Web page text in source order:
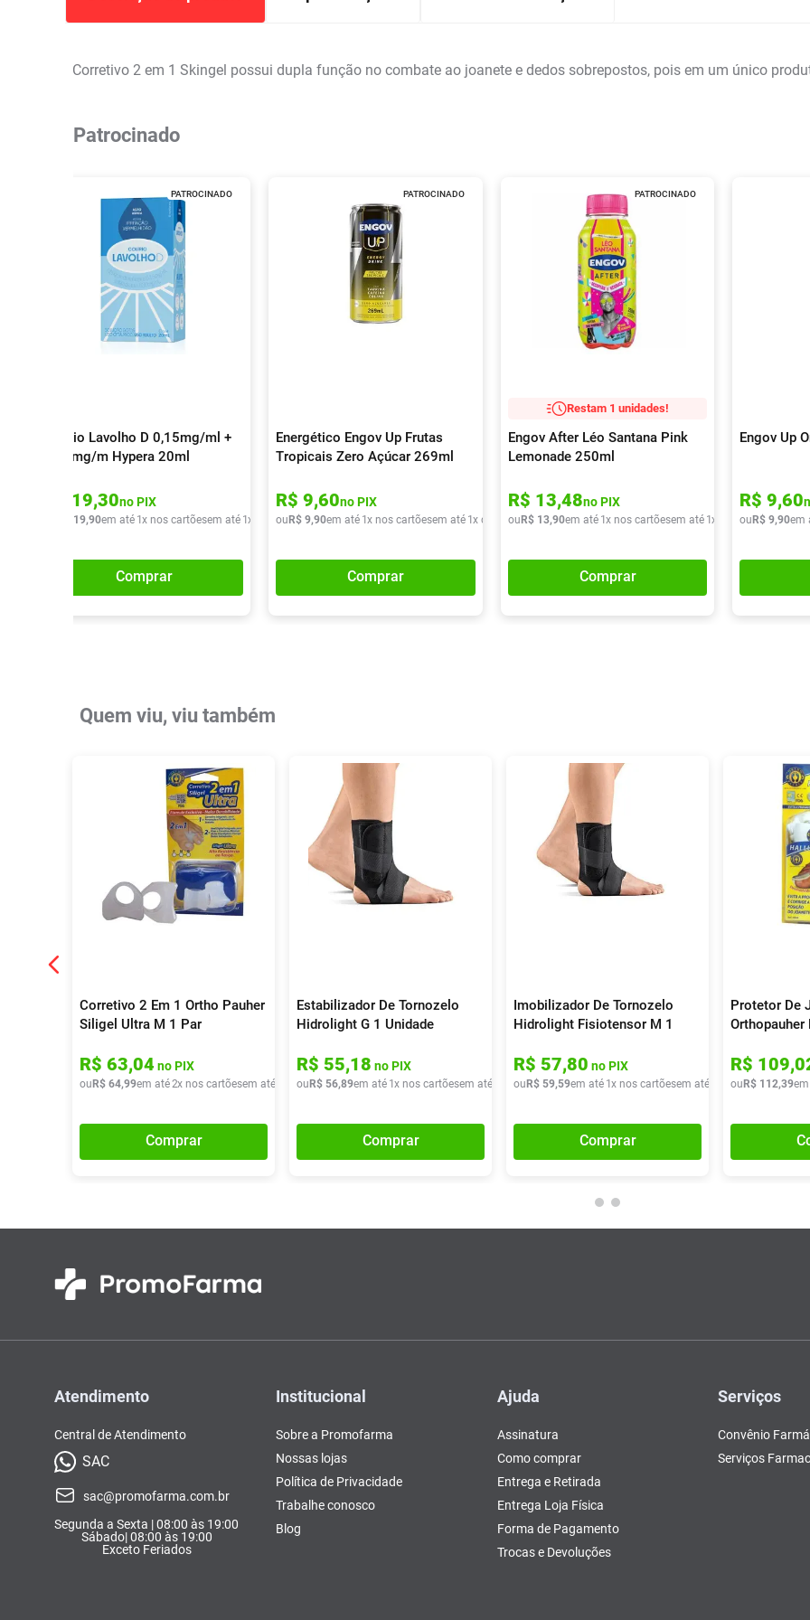
Corretivo 2 em 1 Skingel possui dupla função no combate ao joanete e dedos sobrepostos, pois em um único
Patrocinado
PATROCINADO
Colírio Lavolho D 0,15mg/ml +
0,30mg/m Hypera 20ml
19,30no PIX
19,90em até 1x nos cartõesem até 1x de R$ 19,90
Comprar
PATROCINADO
Energético Engov Up Frutas
Tropicais Zero Açúcar 269ml
R$ 9,60no PIX
ou R$ 9,90em até 1x nos cartõesem até 1x de R$ 9, 90
Comprar
PATROCINADO
Restam 1 unidades!
Engov After Léo Santana Pink
Lemonade 250ml
R$ 13,48no PIX
ou R$ 13,90em até 1x nos cartõesem até 1x de R$ 13,90
Comprar
Engov Up
R$ 9,60
ou R$ 9,90em
Quem viu, viu também
Corretivo 2 Em 1 Ortho Pauher
Siligel Ultra M 1 Par
R$ 63,04 no PIX
ou R$ 64,99em até2x nos cartõesem até x deR$ 32,49
Comprar
Estabilizador De Tornozelo
Hidrolight G 1 Unidade
R$ 55,18 no PIX
ou R$ 56,89em até 1x nos cartõesem até x deR$ 56,89
Comprar
Imobilizador De Tornozelo
Hidrolight Fisiotensor M 1
R$ 57,80 no PIX
ou R$ 59,59em até 1x nos cartõesem até x deR$ 59, 59
Comprar
Protetor De
R$ 109,
ou R$ 112,39
Atendimento
Central de Atendimento
SAC
sac@promofarma.com.br
Segunda a Sexta | 08:00 às 19:00
Sábado| 08:00 às 19:00
Exceto Feriados
Institucional
Sobre a Promofarma
Nossas lojas
Política de Privacidade
Trabalhe conosco
Blog
Ajuda
Assinatura
Como comprar
Entrega e Retirada
Entrega Loja Física
Forma de Pagamento
Trocas e Devoluções
Serviços
Convênio
Serviços